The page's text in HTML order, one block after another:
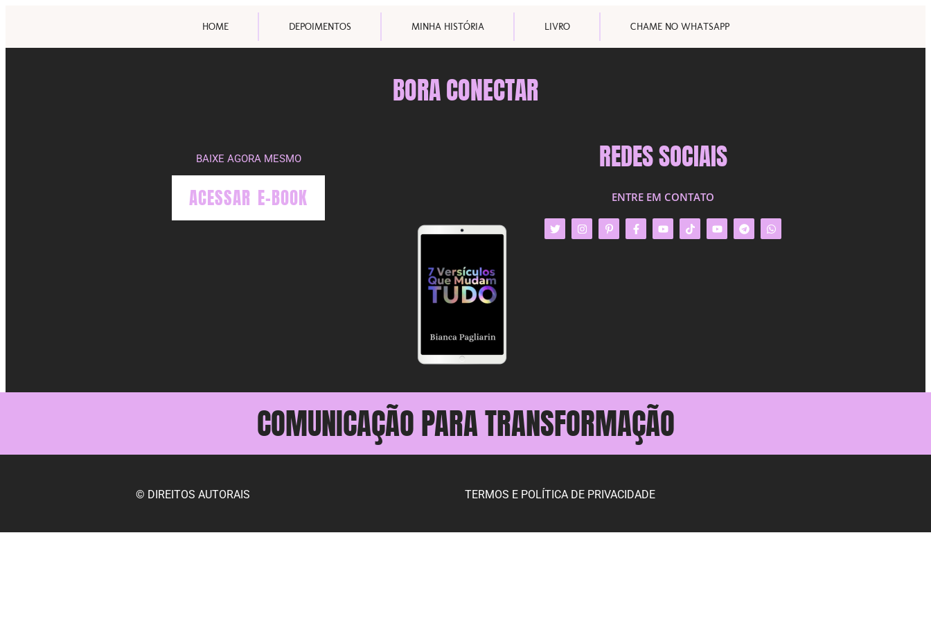
HOME DEPOIMENTOS MINHA HISTÓRIA LIVRO CHAME NO WHATSAPP
BORA CONECTAR
BAIXE AGORA MESMO
ACESSAR E-BOOK
REDES SOCIAIS
ENTRE EM CONTATO
COMUNICAÇÃO PARA TRANSFORMAÇÃO
© DIREITOS AUTORAIS TERMOS E POLÍTICA DE PRIVACIDADE